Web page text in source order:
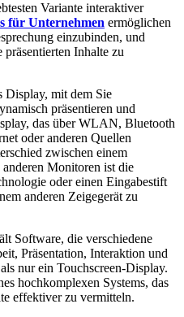
Variante interaktiver
für Unternehmen ermöglichen
einzubinden, und
Inhalte zu
Display, mit dem Sie
präsentieren und
das über WLAN, Bluetooth
oder anderen Quellen
zwischen einem
Monitoren ist die
oder einen Eingabestift
anderen Zeigegerät zu
Software, die verschiedene
Präsentation, Interaktion und
nur ein Touchscreen-Display.
hochkomplexen Systems, das
effektiver zu vermitteln.